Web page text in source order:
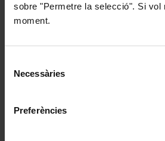
sobre "Permetre la selecció". Si
moment.
Necessàries
Preferències